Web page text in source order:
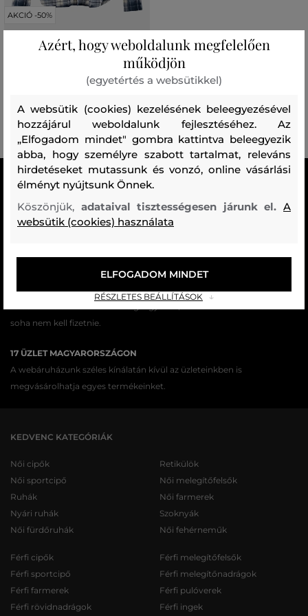
AKCIÓ -50%
ING PEAK PERFORMANCE M
65 990 Ft
Elérhető méretek:
XXL
MINDEN RAKTÁRON
AZ EREDETISÉG GARANCIÁJA
Magyarországon. Nálunk mindig 100%-ban eredeti terméket vásárol.
INGYENES SZÁLLÍTÁST ÉS VISSZAKÜLDÉS
soha nem kell fizetnie.
17 ÜZLET MAGYARORSZÁGON
A webáruházunk széles kínálatán kívül az üzleteinkben is
megvásárolhatja egyes termékeinket.
KEDVENC KATEGÓRIÁK
Női cipők
Női sportcipő
Ruhák
Nyári ruhák
Női fürdőruhák
Retikülök
Női melegítőfelsők
Női farmerek
Szoknyák
Női fehérneműk
Férfi cipők
Férfi sportcipő
Férfi farmerek
Férfi rövidnadrágok
Férfi melegítőfelsők
Férfi melegítőnadrágok
Férfi pulóverek
Férfi ingek
Azért, hogy weboldalunk megfelelően
működjön
(egyetértés a websütikkel)
A websütik (cookies) kezelésének beleegyezésével
hozzájárul weboldalunk fejlesztéséhez. Az
„Elfogadom mindet" gombra kattintva beleegyezik
abba, hogy személyre szabott tartalmat, releváns
hirdetéseket mutassunk és vonzó, online vásárlási
élményt nyújtsunk Önnek.
Köszönjük, adataival tisztességesen járunk el.A
websütik (cookies) használata
RÉSZLETES BEÁLLÍTÁSOK
ELFOGADOM MINDET